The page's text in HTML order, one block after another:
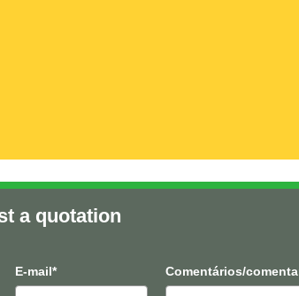
a quotation
E-mail* Comentários/